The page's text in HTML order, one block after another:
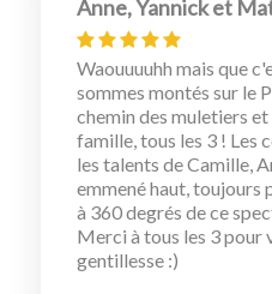
Anne, Yannick et
Waouuuuhh mais que
sommes montés sur le
chemin des muletiers et
famille, tous les 3 ! Les
les talents de Camille,
emmené haut, toujours
à 360 degrés de ce
Merci à tous les 3
gentillesse :)